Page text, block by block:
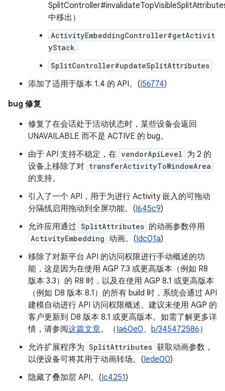
中移出）
ActivityEmbeddingController#getActivit
yStack
SplitController#updateSplitAttributes
添加了适用于版本 1.4 的 API。(I56774)
bug 修复
修复了在会话处于活动状态时，某些设备会返回
UNAVAILABLE 而不是 ACTIVE 的 bug。
由于 API 支持不稳定，在 vendorApiLevel 为 2 的
设备上移除了对 transferActivityToWindowArea
的支持。
引入了一个 API，用于为进行 Activity 嵌入的可拖动
分隔线启用拖动到全屏功能。(I645c9)
允许应用通过 SplitAttributes 的动画参数停用
ActivityEmbedding 动画。(Idc01a)
移除了对新平台 API 的访问权限进行手动概述的功
能，这是因为在使用 AGP 7.3 或更高版本（例如 R8
版本 3.3）的 R8 时，以及在使用 AGP 8.1 或更高版本
（例如 D8 版本 8.1）的所有 build 时，系统会通过 API
建模自动进行 API 访问权限概述。建议未使用 AGP 的
客户更新到 D8 版本 8.1 或更高版本。如需了解更多详
情，请参阅这篇文章。（Ia60e0、 b/345472586）
允许扩展程序为 SplitAttributes 获取动画参数，
以便设备可将其用于动画转场。(Iede00)
隐藏了叠加层 API。(Ic4251)